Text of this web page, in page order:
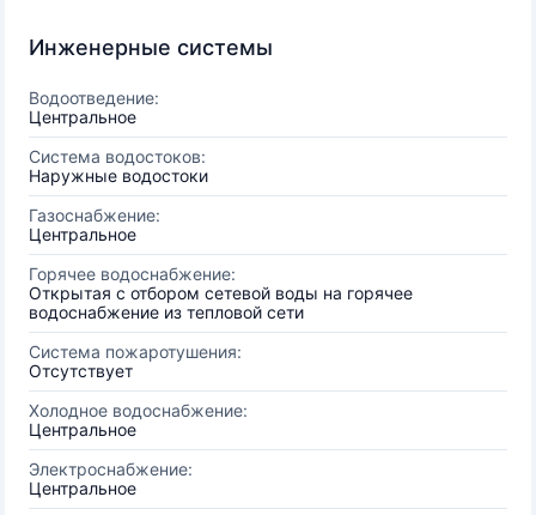
Инженерные системы
Водоотведение:
Центральное
Система водостоков:
Наружные водостоки
Газоснабжение:
Центральное
Горячее водоснабжение:
Открытая с отбором сетевой воды на горячее
водоснабжение из тепловой сети
Система пожаротушения:
Отсутствует
Холодное водоснабжение:
Центральное
Электроснабжение:
Центральное